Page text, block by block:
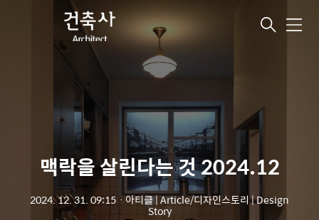
메
맥락을 살린다는 것 2024.12
2024. 12. 31. 09:15ㆍ아티클 | Article/디자인스토리 | Design
Story